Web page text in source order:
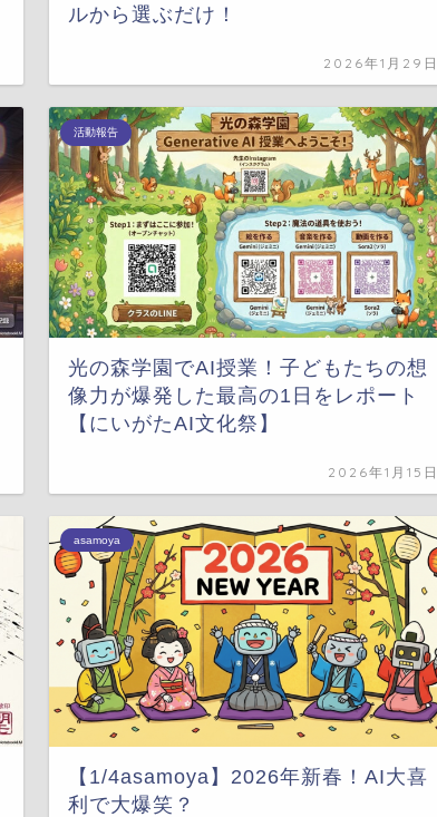
ルから選ぶだけ！
2026年1月29日
活動報告
光の森学園でAI授業！子どもたちの想
像力が爆発した最高の1日をレポート
【にいがたAI文化祭】
2026年1月15日
asamoya
【1/4asamoya】2026年新春！AI大喜
利で大爆笑？